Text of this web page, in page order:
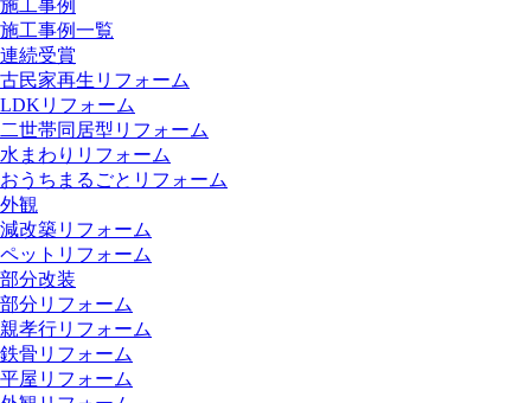
施工事例
施工事例一覧
連続受賞
古民家再生リフォーム
LDKリフォーム
二世帯同居型リフォーム
水まわりリフォーム
おうちまるごとリフォーム
外観
減改築リフォーム
ペットリフォーム
部分改装
部分リフォーム
親孝行リフォーム
鉄骨リフォーム
平屋リフォーム